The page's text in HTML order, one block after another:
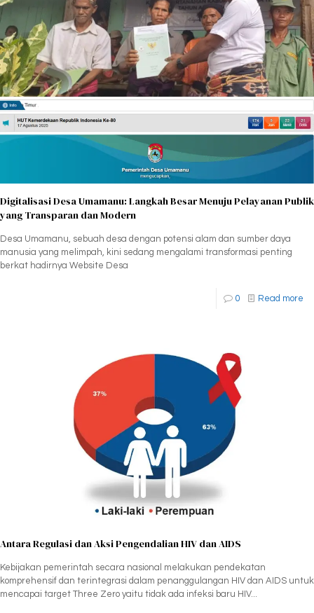
Digitalisasi Desa Umamanu: Langkah Besar Menuju Pelayanan Publik
yang Transparan dan Modern
Desa Umamanu, sebuah desa dengan potensi alam dan sumber daya
manusia yang melimpah, kini sedang mengalami transformasi penting
berkat hadirnya Website Desa
0 Read more
Antara Regulasi dan Aksi Pengendalian HIV dan AIDS
Kebijakan pemerintah secara nasional melakukan pendekatan
komprehensif dan terintegrasi dalam penanggulangan HIV dan AIDS untuk
mencapai target Three Zero yaitu tidak ada infeksi baru HIV...